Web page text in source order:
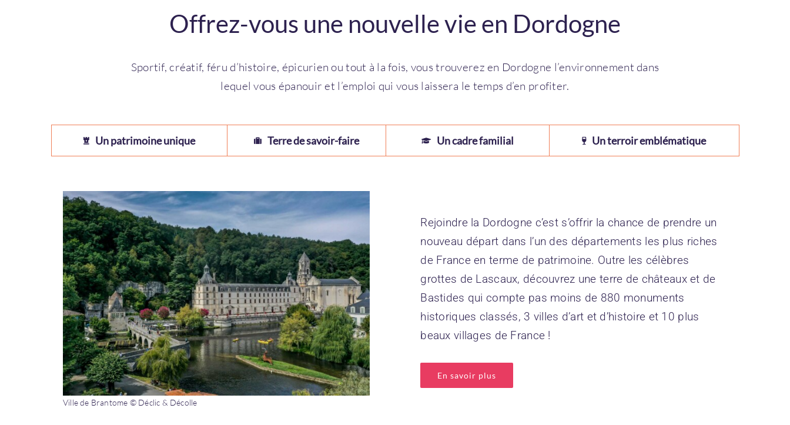
Offrez-vous une nouvelle vie en Dordogne
Sportif, créatif, féru d’histoire, épicurien ou tout à la fois, vous trouverez en Dordogne l’environnement dans
lequel vous épanouir et l’emploi qui vous laissera le temps d’en profiter.
Un patrimoine unique Terre de savoir-faire Un cadre familial Un terroir emblématique
Ville de Brantome © Déclic & Décolle
Rejoindre la Dordogne c’est s’offrir la chance de prendre un
nouveau départ dans l’un des départements les plus riches
de France en terme de patrimoine. Outre les célèbres
grottes de Lascaux, découvrez une terre de châteaux et de
Bastides qui compte pas moins de 880 monuments
historiques classés, 3 villes d’art et d’histoire et 10 plus
beaux villages de France !
En savoir plus